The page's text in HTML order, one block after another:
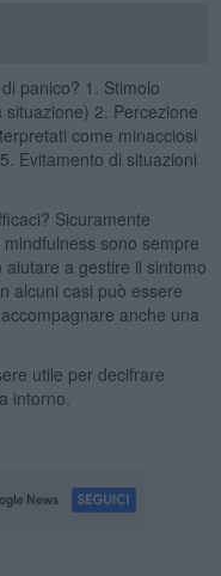
panico? 1. Stimolo
2. Percezione
come minacciosi
Evitamento di situazioni
Sicuramente
sono sempre
a gestire il sintomo
alcuni casi può essere
anche una
utile per decifrare
intorno.